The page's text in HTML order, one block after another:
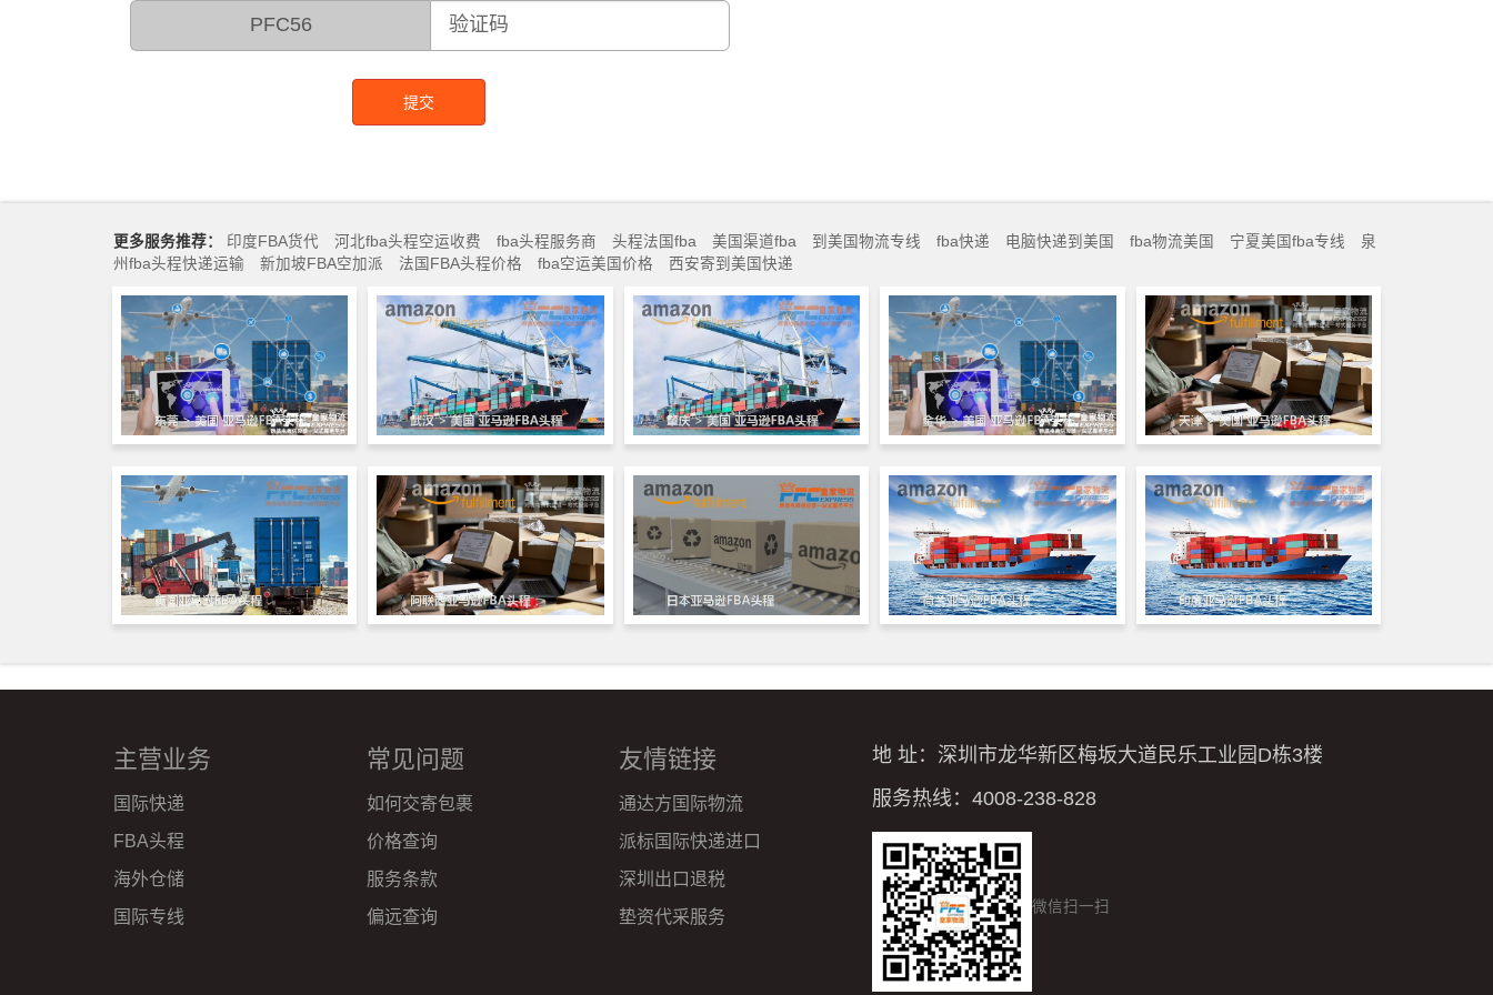
PFC56
提交
更多服务推荐： 印度FBA货代 河北fba头程空运收费 fba头程服务商 头程法国fba 美国渠道fba 到美国物流专线 fba快递 电脑快递到美国 fba物流美国 宁夏美国fba专线
泉
州fba头程快递运输
新加坡FBA空加派 法国FBA头程价格 fba空运美国价格 西安寄到美国快递
地 址：深圳市龙华新区梅坂大道民乐工业园D栋3楼
服务热线：4008-238-828
微信扫一扫
主营业务
国际快递
FBA头程
海外仓储
国际专线
常见问题
如何交寄包裹
价格查询
服务条款
偏远查询
友情链接
通达方国际物流
派标国际快递进口
深圳出口退税
垫资代采服务